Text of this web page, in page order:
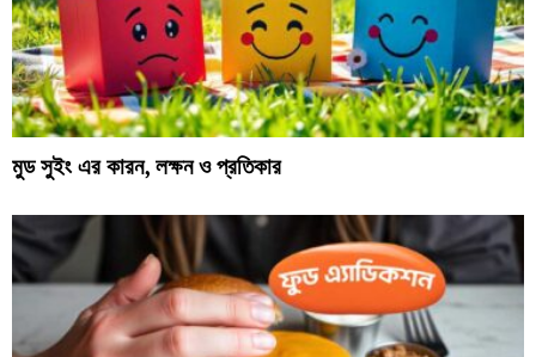
মুড সুইং এর কারন, লক্ষন ও প্রতিকার